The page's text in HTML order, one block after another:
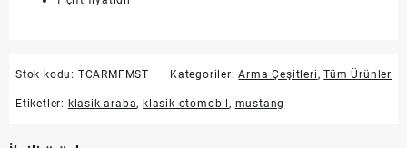
Stok kodu: TCARMFMST Kategoriler:Arma Çeşitleri ,Tüm Ürünler
Etiketler: klasik araba,klasik otomobil , mustang